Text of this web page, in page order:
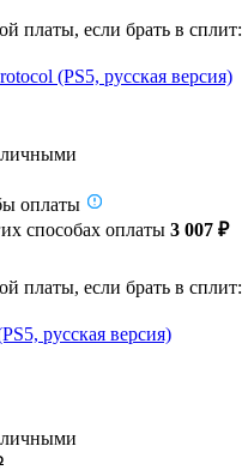
платы, если брать в сплит:
(PS5, русская версия)
оплаты
способах оплаты 3 007 ₽
платы, если брать в сплит:
русская версия)